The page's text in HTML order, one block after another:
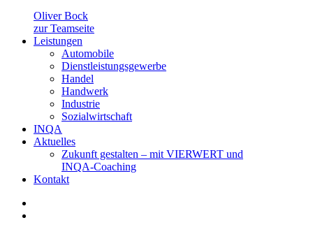
Oliver Bock
zur Teamseite
Leistungen
Automobile
Dienstleistungsgewerbe
Handel
Handwerk
Industrie
Sozialwirtschaft
INQA
Aktuelles
Zukunft gestalten – mit VIERWERT und
INQA‑Coaching
Kontakt